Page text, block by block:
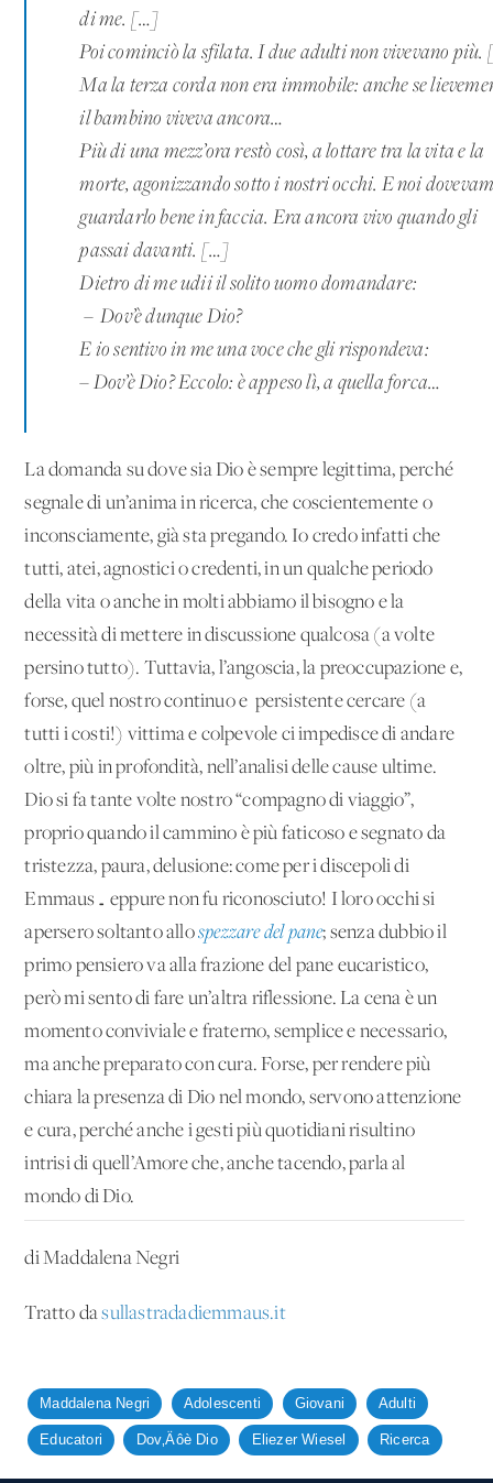
di me. […]
Poi cominciò la sfilata. I due adulti non vivevano
Ma la terza corda non era immobile: anche se
il bambino viveva ancora…
Più di una mezz’ora restò così, a lottare tra la vita e la
morte, agonizzando sotto i nostri occhi. E noi
guardarlo bene in faccia. Era ancora vivo quando gli
passai davanti. […]
Dietro di me udii il solito uomo domandare:
– Dov’è dunque Dio?
E io sentivo in me una voce che gli rispondeva:
– Dov’è Dio? Eccolo: è appeso lì, a quella forca…
La domanda su dove sia Dio è sempre legittima, perché
segnale di un’anima in ricerca, che coscientemente o
inconsciamente, già sta pregando. Io credo infatti che
tutti, atei, agnostici o credenti, in un qualche periodo
della vita o anche in molti abbiamo il bisogno e la
necessità di mettere in discussione qualcosa (a volte
persino tutto). Tuttavia, l’angoscia, la preoccupazione e,
forse, quel nostro continuo e persistente cercare (a
tutti i costi!) vittima e colpevole ci impedisce di andare
oltre, più in profondità, nell’analisi delle cause ultime.
Dio si fa tante volte nostro “compagno di viaggio”,
proprio quando il cammino è più faticoso e segnato da
tristezza, paura, delusione: come per i discepoli di
Emmaus… eppure non fu riconosciuto! I loro occhi si
apersero soltanto allospezzare del pane; senza dubbio il
primo pensiero va alla frazione del pane eucaristico,
però mi sento di fare un’altra riflessione. La cena è un
momento conviviale e fraterno, semplice e necessario,
ma anche preparato con cura. Forse, per rendere più
chiara la presenza di Dio nel mondo, servono attenzione
e cura, perché anche i gesti più quotidiani risultino
intrisi di quell’Amore che, anche tacendo, parla al
mondo di Dio.
di Maddalena Negri
Tratto dasullastradadiemmaus.it
Maddalena Negri Adolescenti Giovani Adulti
Educatori Dov‚Äôè Dio Eliezer Wiesel Ricerca